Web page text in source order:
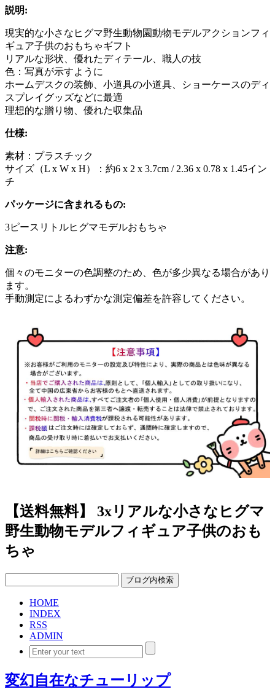
説明:
現実的な小さなヒグマ野生動物園動物モデルアクションフィ
ギュア子供のおもちゃギフト
リアルな形状、優れたディテール、職人の技
色：写真が示すように
ホームデスクの装飾、小道具の小道具、ショーケースのディ
スプレイグッズなどに最適
理想的な贈り物、優れた収集品
仕様:
素材：プラスチック
サイズ（L x W x H）：約6 x 2 x 3.7cm / 2.36 x 0.78 x 1.45イン
チ
パッケージに含まれるもの:
3ピースリトルヒグマモデルおもちゃ
注意:
個々のモニターの色調整のため、色が多少異なる場合があり
ます。
手動測定によるわずかな測定偏差を許容してください。
【送料無料】 3xリアルな小さなヒグマ
野生動物モデルフィギュア子供のおも
ちゃ
HOME
INDEX
RSS
ADMIN
変幻自在なチューリップ